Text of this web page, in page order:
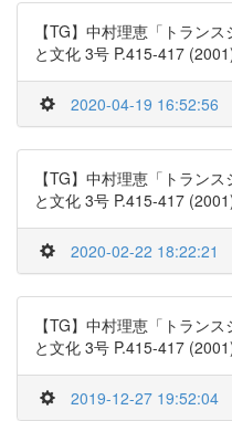
【TG】中村理恵「トラン
と文化 3号 P.415-417
2020-04-19 16:52:56
【TG】中村理恵「トラン
と文化 3号 P.415-417
2020-02-22 18:22:21
【TG】中村理恵「トラン
と文化 3号 P.415-417
2019-12-27 19:52:04